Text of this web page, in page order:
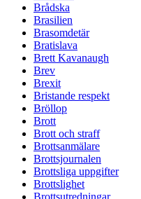
Brådska
Brasilien
Brasomdetär
Bratislava
Brett Kavanaugh
Brev
Brexit
Bristande respekt
Bröllop
Brott
Brott och straff
Brottsanmälare
Brottsjournalen
Brottsliga uppgifter
Brottslighet
Brottsutredningar